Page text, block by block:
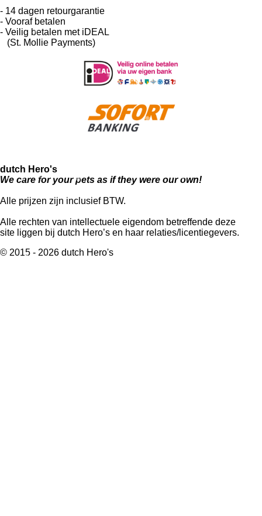
- 14 dagen retourgarantie
- Vooraf betalen
- Veilig betalen met iDEAL
(St. Mollie Payments)
dutch Hero's
We care for your pets as if they were our own!
Alle prijzen zijn inclusief BTW.
Alle rechten van intellectuele eigendom betreffende deze
site liggen bij dutch Hero’s en haar relaties/licentiegevers.
© 2015 - 2026 dutch Hero's